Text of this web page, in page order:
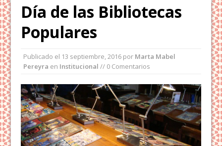
Día de las Bibliotecas
Populares
Publicado el 13 septiembre, 2016 por Marta Mabel
Pereyra en Institucional // 0 Comentarios